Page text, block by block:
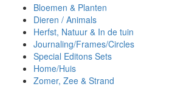
Bloemen & Planten
Dieren / Animals
Herfst, Natuur & In de tuin
Journaling/Frames/Circles
Special Editons Sets
Home/Huis
Zomer, Zee & Strand